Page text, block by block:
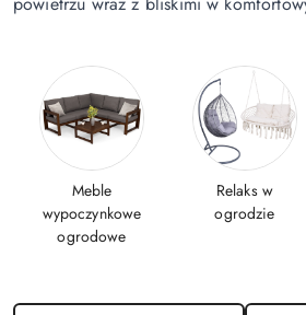
Meble
wypoczynkowe
ogrodowe
Relaks w
ogrodzie